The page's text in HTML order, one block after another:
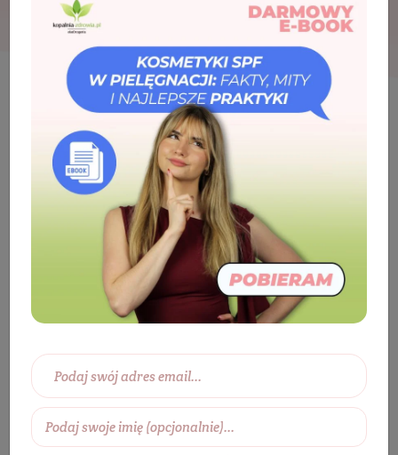
Kosmetyki Twarz
demakijaż
Żel do mycia twarzy
Żel do mycia twarzy i ciała FRESH-Y